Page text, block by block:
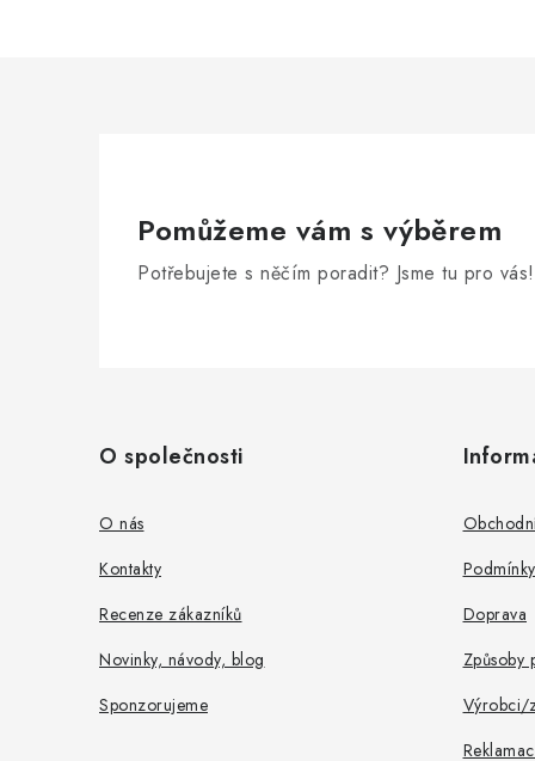
Pomůžeme vám s výběrem
Potřebujete s něčím poradit? Jsme tu pro vás!
O společnosti
O nás
Kontakty
Recenze zákazníků
Novinky, návody, blog
Sponzorujeme
Doprava
Způsoby
Výrobci/